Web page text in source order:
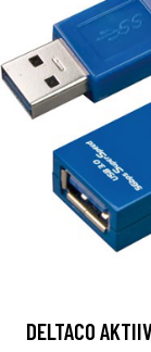
DELTACO